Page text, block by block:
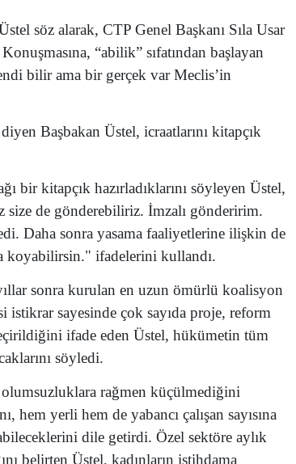
söz alarak, CTP Genel Başkanı Sıla Usar
“abilik” sıfatından başlayan
bilir ama bir gerçek var Meclis’in
Başbakan Üstel, icraatlarını kitapçık
bir kitapçık hazırladıklarını söyleyen Üstel,
size de gönderebiliriz. İmzalı gönderirim.
Daha sonra yasama faaliyetlerine ilişkin de
koyabilirsin." ifadelerini kullandı.
sonra kurulan en uzun ömürlü koalisyon
sayesinde çok sayıda proje, reform
ifade eden Üstel, hükümetin tüm
söyledi.
rağmen küçülmediğini
hem yerli hem de yabancı çalışan sayısına
dile getirdi. Özel sektöre aylık
belirten Üstel, kadınların istihdama